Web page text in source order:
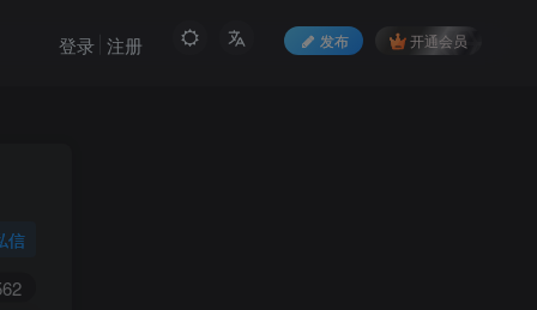
发布 开通会员
登录 注册
信